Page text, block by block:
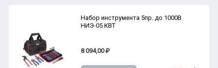
Набор инструмента 5пр. до 1000В
НИЭ-05 КВТ
8 094,00 ₽